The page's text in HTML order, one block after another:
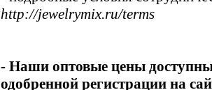
http://jewelrymix.ru/terms
- Наши оптовые цены
одобренной регистрации на